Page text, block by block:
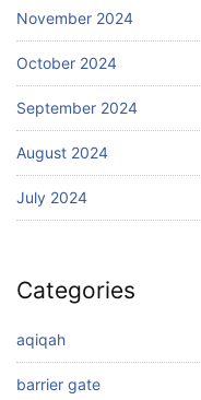
November 2024
October 2024
September 2024
August 2024
July 2024
Categories
aqiqah
barrier gate